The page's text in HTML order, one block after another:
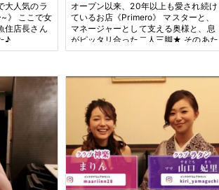
大人気のラ
住店長さん
♪
オープン以来、20年以上も愛され続け
ているお店《Primero》 マスターと、
マネージャーとして支える奥様と、息
がピッタリ合った二人三脚★ そのあた
たかい雰囲気に誘われて訪れるお客様
われているお